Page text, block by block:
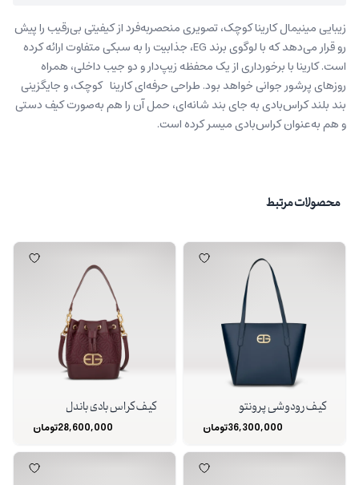
زیبایی مینیمال کارینا کوچک، تصویری منحصربه‌فرد از کیفیتی بی‌رقیب را پیش
‌رو قرار می‌دهد که با لوگوی برند EG، جذابیت را به سبکی متفاوت ارائه کرده
است. کارینا با برخورداری از یک محفظه زیپ‌دار و دو جیب داخلی، همراه
روزهای پرشور جوانی خواهد بود. طراحی حرفه‌ای کارینا کوچک، و جایگزینی
بند بلند کراس‌بادی به جای بند شانه‌ای، حمل آن را هم به‌صورت کیف دستی
و هم به‌عنوان کراس‌بادی میسر کرده است.
محصولات مرتبط
کیف رودوشی پرونتو
36,300,000تومان
کیف کراس بادی باندل
28,600,000تومان